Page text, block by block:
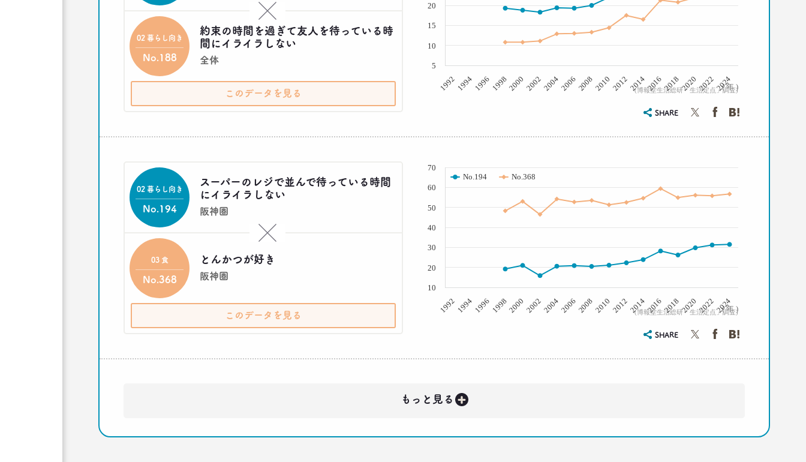
約束の時間を過ぎて友人を待っている時
間にイライラしない
全体
02 暮らし向き
No.188
このデータを見る
( 年 )
(博報堂生活総研「生活定点」調査)
1992 1994 1996 19982000 20022004200620082010 2012201420162018202020222024
20
5
10
15
SHARE
スーパーのレジで並んで待っている時間
にイライラしない
阪神圏
02 暮らし向き
No.194
とんかつが好き
阪神圏
03 食
No.368
このデータを見る
( 年 )
(博報堂生活総研「生活定点」調査)
No.194 No.368
1992 1994 1996 19982000 20022004200620082010 2012201420162018202020222024
20
30
10
40
50
60
70
SHARE
もっと見る +